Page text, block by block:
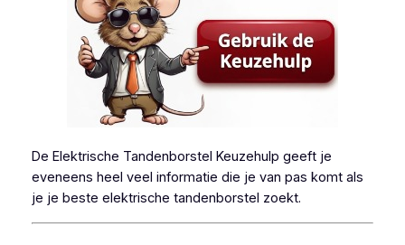
De Elektrische Tandenborstel Keuzehulp geeft je
eveneens heel veel informatie die je van pas komt als
je je beste elektrische tandenborstel zoekt.